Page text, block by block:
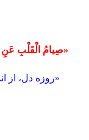
«صِیامُ الْقَلْبِ عَنِ
«روزه دل، از